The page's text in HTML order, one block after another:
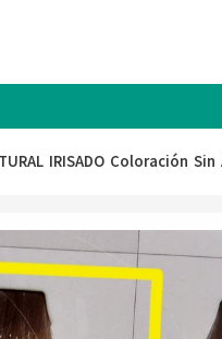
IRISADO Coloración